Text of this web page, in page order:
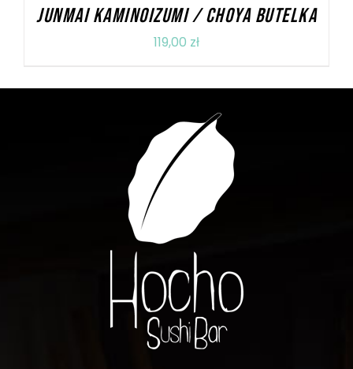
JUNMAI KAMINOIZUMI / CHOYA BUTELKA
119,00 zł